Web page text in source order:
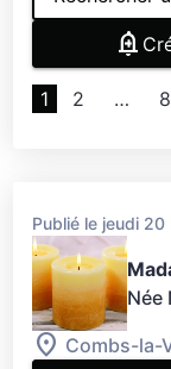
1 2 … 8
Publié le jeudi
Née
Combs-la-